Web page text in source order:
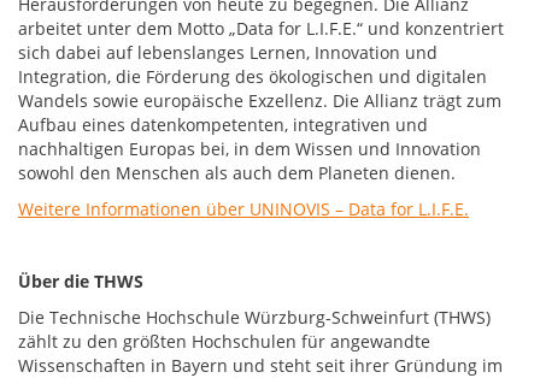
arbeitet unter dem Motto „Data for L.I.F.E.“ und konzentriert
sich dabei auf lebenslanges Lernen, Innovation und
Integration, die Förderung des ökologischen und digitalen
Wandels sowie europäische Exzellenz. Die Allianz trägt zum
Aufbau eines datenkompetenten, integrativen und
nachhaltigen Europas bei, in dem Wissen und Innovation
sowohl den Menschen als auch dem Planeten dienen.
Weitere Informationen über UNINOVIS – Data for L.I.F.E.
Über die THWS
Die Technische Hochschule Würzburg-Schweinfurt (THWS)
zählt zu den größten Hochschulen für angewandte
Wissenschaften in Bayern und steht seit ihrer Gründung im